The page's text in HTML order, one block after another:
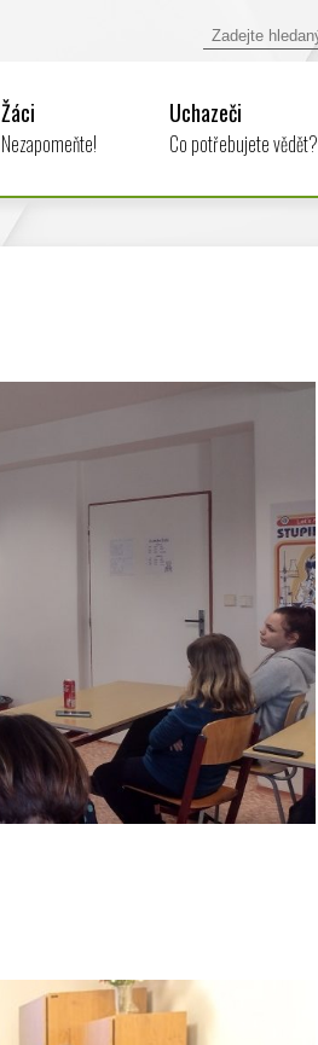
Žáci
Nezapomeňte!
Uchazeči
Co potřebujete vědět?